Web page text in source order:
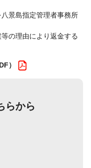
景島指定管理者事務所
の理由により返金する
）
らから